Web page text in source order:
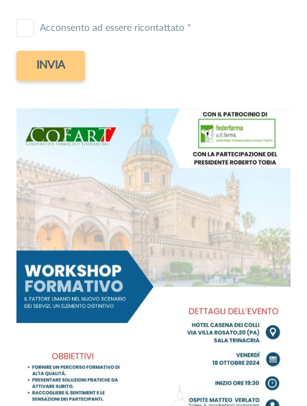
Acconsento ad essere ricontattato *